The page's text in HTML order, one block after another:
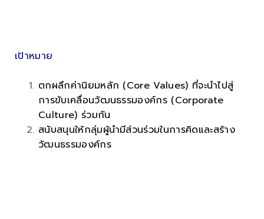
เป้าหมาย
ตกผลึกค่านิยมหลัก (Core Values) ที่จะนำไปสู่
การขับเคลื่อนวัฒนธรรมองค์กร (Corporate
Culture) ร่วมกัน
สนับสนุนให้กลุ่มผู้นำมีส่วนร่วมในการคิดและสร้าง
วัฒนธรรมองค์กร